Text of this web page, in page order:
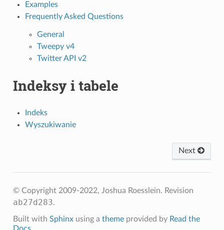
Examples
Frequently Asked Questions
General
Tweepy v4
Twitter API v2
Indeksy i tabele
Indeks
Wyszukiwanie
Next
© Copyright 2009-2022, Joshua Roesslein. Revision
ab27d283.
Built with Sphinxusing a themeprovided by Read the